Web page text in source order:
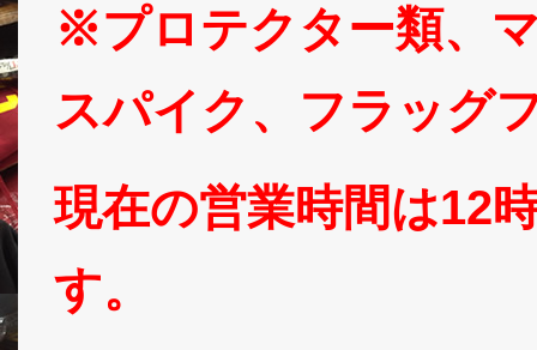
※プロテクター類、
スパイク、フラッグ
現在の営業時間は12
す。